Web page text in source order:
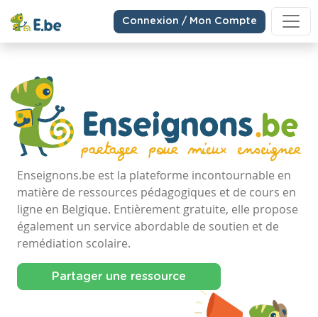
Connexion / Mon Compte
Enseignons.be est la plateforme incontournable en
matière de ressources pédagogiques et de cours en
ligne en Belgique. Entièrement gratuite, elle propose
également un service abordable de soutien et de
remédiation scolaire.
Partager une ressource